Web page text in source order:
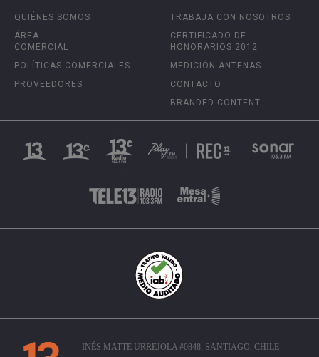
QUIÉNES SOMOS
ÁREA
COMERCIAL
POLÍTICAS COMERCIALES
PROVEEDORES
TRABAJA CON NOSOTROS
CERTIFICADO DE
HONORARIOS 2012
MEDICIÓN ANTENAS
CONTACTO
BRANDED CONTENT
INÉS MATTE URREJOLA #0848, SANTIAGO, CHILE